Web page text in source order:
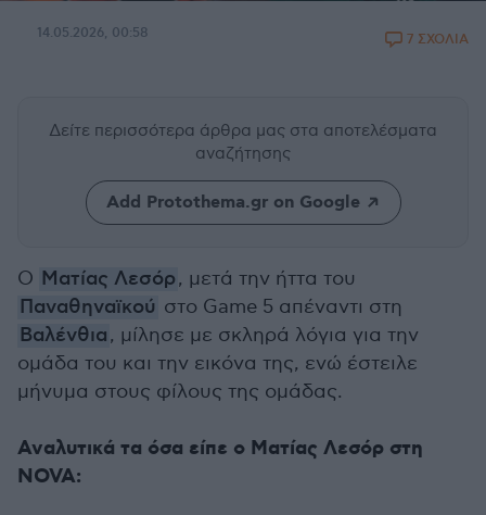
14.05.2026, 00:58 7 ΣΧΟΛΙΑ
Δείτε περισσότερα άρθρα μας στα αποτελέσματα
αναζήτησης
Add Protothema.gr on Google
Ο Ματίας Λεσόρ, μετά την ήττα του
Παναθηναϊκού στο Game 5 απέναντι στη
Βαλένθια, μίλησε με σκληρά λόγια για την
ομάδα του και την εικόνα της, ενώ έστειλε
μήνυμα στους φίλους της ομάδας.
Αναλυτικά τα όσα είπε ο Ματίας Λεσόρ στη
NOVA: